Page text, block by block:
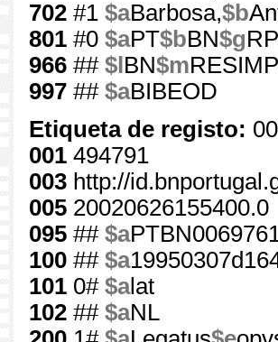
702 #1 $aBarbosa,$b
801 #0 $aPT$bBN$g
966 ## $l BN$mRESIMP
997 ## $aBIBEOD
Etiqueta de registo:
001 494791
003 http://
005 20020626155400.0
095 ## $a
100 ## $a
101 0# $alat
102 ## $aNL